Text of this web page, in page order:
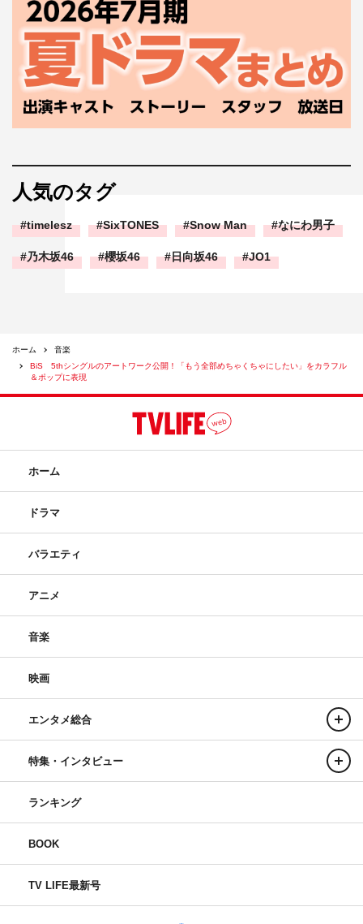
人気のタグ
timelesz SixTONES Snow Man なにわ男子
乃木坂46 櫻坂46 日向坂46 JO1
ホーム
音楽
BiS 5thシングルのアートワーク公開！「もう全部めちゃくちゃにしたい」をカラフル
＆ポップに表現
ホーム
ドラマ
バラエティ
アニメ
音楽
映画
エンタメ総合
特集・インタビュー
ランキング
BOOK
TV LIFE最新号